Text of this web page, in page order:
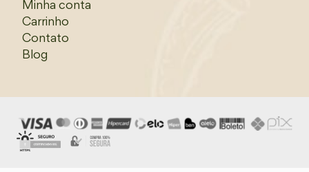
Minha conta
Carrinho
Contato
Blog